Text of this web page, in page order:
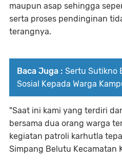
maupun asap sehingga
serta proses pendinginan
terangnya.
Baca Juga : Sertu Sutikno
Sosial Kepada Warga
"Saat ini kami yang terdiri
bersama dua orang warga
kegiatan patroli karhutla
Simpang Belutu Kecamatan